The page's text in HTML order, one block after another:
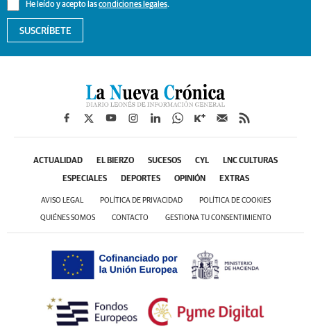
He leído y acepto lascondiciones legales.
SUSCRÍBETE
ACTUALIDAD EL BIERZO SUCESOS CYL LNC CULTURAS
ESPECIALES DEPORTES OPINIÓN EXTRAS
AVISO LEGAL POLÍTICA DE PRIVACIDAD POLÍTICA DE COOKIES
QUIÉNES SOMOS CONTACTO GESTIONA TU CONSENTIMIENTO